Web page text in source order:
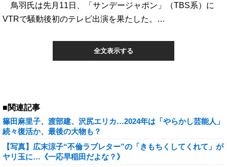
鳥羽氏は先月11日、「サンデージャポン」（TBS系）に
VTRで騒動後初のテレビ出演を果たした。…
全文表示する
■関連記事
篠田麻里子、渡部建、沢尻エリカ…2024年は「やらかし芸能人」
続々復活か、最後の大物も？
【写真】広末涼子“不倫ラブレター”の「きもちくしてくれて」が
ヤリ玉に…《一応早稲田だよな？》